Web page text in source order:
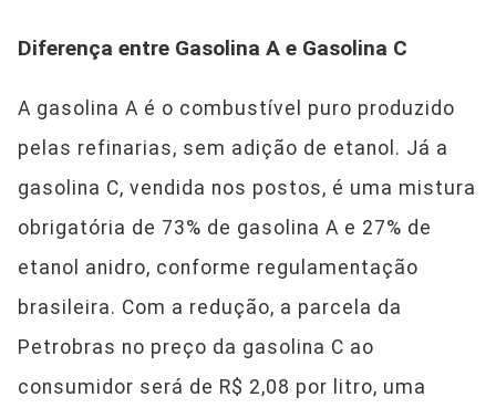
Diferença entre Gasolina A e Gasolina C
A gasolina A é o combustível puro produzido
pelas refinarias, sem adição de etanol. Já a
gasolina C, vendida nos postos, é uma mistura
obrigatória de 73% de gasolina A e 27% de
etanol anidro, conforme regulamentação
brasileira. Com a redução, a parcela da
Petrobras no preço da gasolina C ao
consumidor será de R$ 2,08 por litro, uma